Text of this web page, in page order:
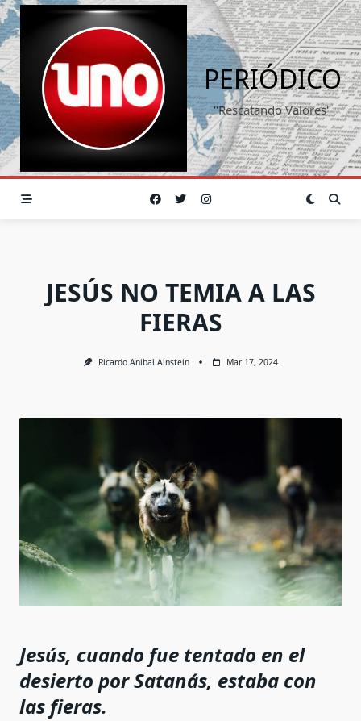
Saltar
al
contenido
PERIÓDICO
"Rescatando Valores"
JESÚS NO TEMIA A LAS
FIERAS
Ricardo Anibal Ainstein Mar 17, 2024
Jesús, cuando fue tentado en el
desierto por Satanás, estaba con
las fieras.